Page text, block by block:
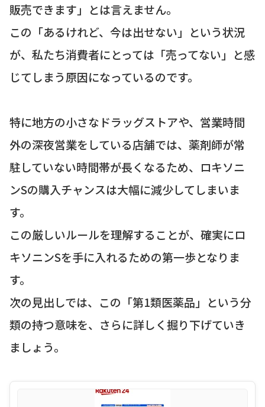
販売できます」とは言えません。
この「あるけれど、今は出せない」という状況
が、私たち消費者にとっては「売ってない」と感
じてしまう原因になっているのです。
特に地方の小さなドラッグストアや、営業時間
外の深夜営業をしている店舗では、薬剤師が常
駐していない時間帯が長くなるため、ロキソニ
ンSの購入チャンスは大幅に減少してしまいま
す。
この厳しいルールを理解することが、確実にロ
キソニンSを手に入れるための第一歩となりま
す。
次の見出しでは、この「第1類医薬品」という分
類の持つ意味を、さらに詳しく掘り下げていき
ましょう。